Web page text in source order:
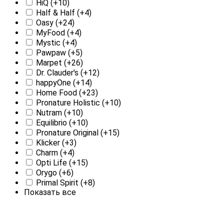
HiQ (+10)
Half & Half (+4)
Oasy (+24)
MyFood (+4)
Mystic (+4)
Pawpaw (+5)
Marpet (+26)
Dr. Clauder's (+12)
happyOne (+14)
Home Food (+23)
Pronature Holistic (+10)
Nutram (+10)
Equilibrio (+10)
Pronature Original (+15)
Klicker (+3)
Charm (+4)
Opti Life (+15)
Orygo (+6)
Primal Spirit (+8)
Показать все